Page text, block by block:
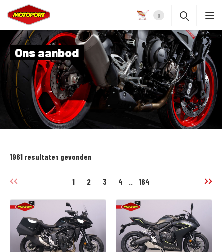
0
Ons aanbod
1961 resultaten gevonden
1 2 3 4 .. 164